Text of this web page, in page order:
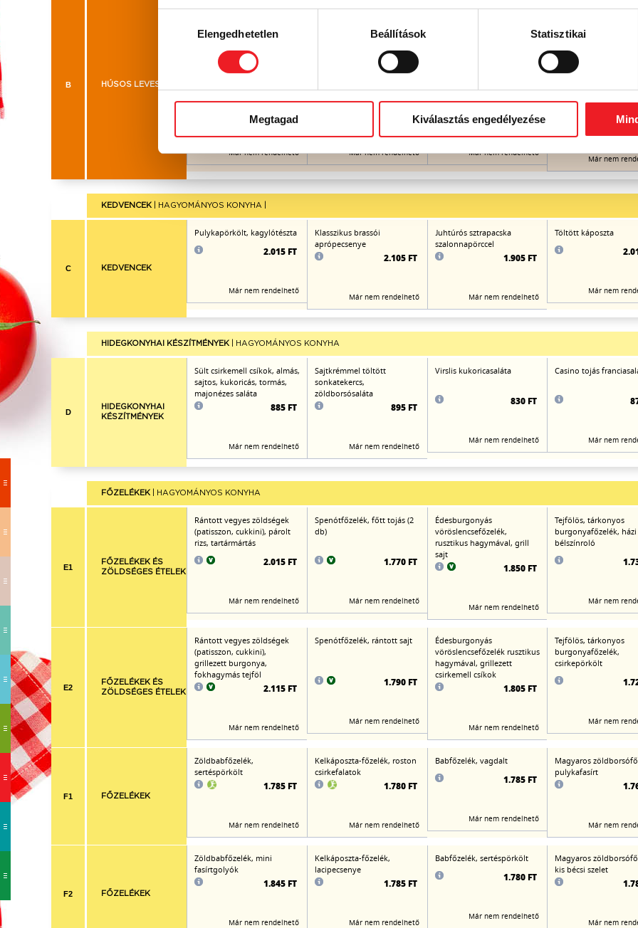
kiválasztásaElengedhetetlen Beállítások Statisztikai
Megtagad Kiválasztás engedélyezése
B HÚSOS LEVESEK
1.005 FT
Már nem rendelhető
1.040 FT
Már nem rendelhető
1.060 FT
Már nem rendelhető
zöldségekkel,
bambuszrüggyel)
Már nem
KEDVENCEK | HAGYOMÁNYOS KONYHA |
C KEDVENCEK
Pulykapörkölt, kagylótészta
2.015 FT
Már nem rendelhető
Klasszikus brassói
aprópecsenye
2.105 FT
Már nem rendelhető
Juhtúrós sztrapacska
szalonnapörccel
1.905 FT
Már nem rendelhető
Töltött káposzta
Már nem
HIDEGKONYHAI KÉSZÍTMÉNYEK | HAGYOMÁNYOS KONYHA
D
HIDEGKONYHAI
KÉSZÍTMÉNYEK
Sült csirkemell csíkok, almás,
sajtos, kukoricás, tormás,
majonézes saláta
885 FT
Már nem rendelhető
Sajtkrémmel töltött
sonkatekercs,
zöldborsósaláta
895 FT
Már nem rendelhető
Virslis kukoricasaláta
830 FT
Már nem rendelhető
Casino tojás
Már nem
FŐZELÉKEK | HAGYOMÁNYOS KONYHA
E1
FŐZELÉKEK ÉS
ZÖLDSÉGES ÉTELEK
Rántott vegyes zöldségek
(patisszon, cukkini), párolt
rizs, tartármártás
2.015 FT
Már nem rendelhető
Spenótfőzelék, főtt tojás (2
db)
1.770 FT
Már nem rendelhető
Édesburgonyás
vöröslencsefőzelék,
rusztikus hagymával, grill
sajt
1.850 FT
Már nem rendelhető
Tejfölös, tárkonyos
burgonyafőzelék, házi
bélszínroló
Már nem
E2
FŐZELÉKEK ÉS
ZÖLDSÉGES ÉTELEK
Rántott vegyes zöldségek
(patisszon, cukkini),
grillezett burgonya,
fokhagymás tejföl
2.115 FT
Már nem rendelhető
Spenótfőzelék, rántott sajt
1.790 FT
Már nem rendelhető
Édesburgonyás
vöröslencsefőzelék rusztikus
hagymával, grillezett
csirkemell csíkok
1.805 FT
Már nem rendelhető
Tejfölös, tárkonyos
burgonyafőzelék,
csirkepörkölt
Már nem
F1 FŐZELÉKEK
Zöldbabfőzelék,
sertéspörkölt
1.785 FT
Már nem rendelhető
Kelkáposzta-főzelék, roston
csirkefalatok
1.780 FT
Már nem rendelhető
Babfőzelék, vagdalt
1.785 FT
Már nem rendelhető
Magyaros
pulykafasírt
Már nem
F2 FŐZELÉKEK
Zöldbabfőzelék, mini
fasírtgolyók
1.845 FT
Már nem rendelhető
Kelkáposzta-főzelék,
lacipecsenye
1.785 FT
Már nem rendelhető
Babfőzelék, sertéspörkölt
1.780 FT
Már nem rendelhető
Magyaros
kis bécsi szelet
Már nem